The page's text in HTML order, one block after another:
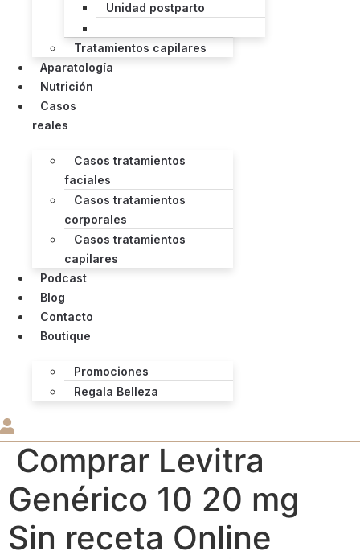
Unidad postparto
Tratamientos capilares
Aparatología
Nutrición
Casos
reales
Casos tratamientos
faciales
Casos tratamientos
corporales
Casos tratamientos
capilares
Podcast
Blog
Contacto
Boutique
Promociones
Regala Belleza
Comprar Levitra
Genérico 10 20 mg
Sin receta Online